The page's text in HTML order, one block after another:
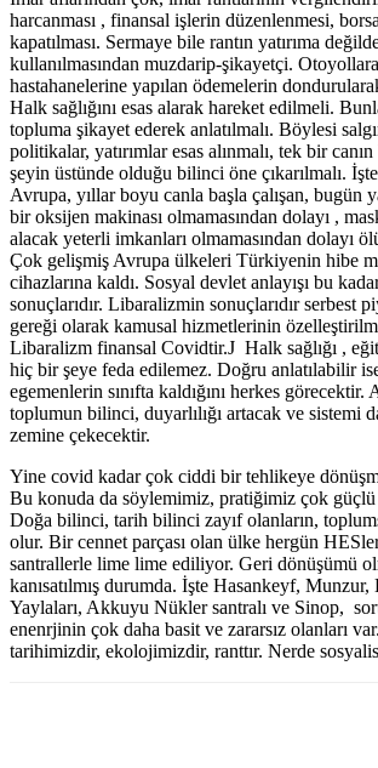
harcanması , finansal işlerin düzenlenmesi,
kapatılması. Sermaye bile rantın yatırıma
kullanılmasından muzdarip-şikayetçi.
hastahanelerine yapılan ödemelerin
Halk sağlığını esas alarak hareket edilmeli.
topluma şikayet ederek anlatılmalı. Böylesi
politikalar, yatırımlar esas alınmalı, tek bir
şeyin üstünde olduğu bilinci öne çıkarılmalı.
Avrupa, yıllar boyu canla başla çalışan, bugün
bir oksijen makinası olmamasından dolayı ,
alacak yeterli imkanları olmamasından dolayı
Çok gelişmiş Avrupa ülkeleri Türkiyenin hibe
cihazlarına kaldı. Sosyal devlet anlayışı bu
sonuçlarıdır. Libaralizmin sonuçlarıdır serbest
gereği olarak kamusal hizmetlerinin
Libaralizm finansal Covidtir.J Halk sağlığı ,
hiç bir şeye feda edilemez. Doğru anlatılabilir
egemenlerin sınıfta kaldığını herkes görecektir.
toplumun bilinci, duyarlılığı artacak ve sistemi
zemine çekecektir.
Yine covid kadar çok ciddi bir tehlikeye
Bu konuda da söylemimiz, pratiğimiz çok
Doğa bilinci, tarih bilinci zayıf olanların,
olur. Bir cennet parçası olan ülke hergün
santrallerle lime lime ediliyor. Geri dönüşümü
kanısatılmış durumda. İşte Hasankeyf,
Yaylaları, Akkuyu Nükler santralı ve Sinop,
enenrjinin çok daha basit ve zararsız olanları
tarihimizdir, ekolojimizdir, ranttır. Nerde